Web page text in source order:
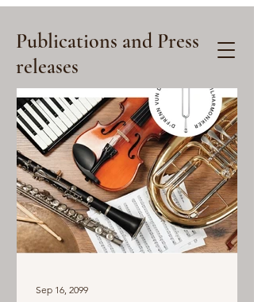
Publications and Press
releases
Sep 16, 2099